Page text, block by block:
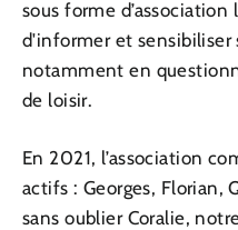
sous forme
d'informer et sensibiliser
notamment en
de loisir.
En 2021, l’association
actifs : Georges, Florian,
sans oublier Coralie,